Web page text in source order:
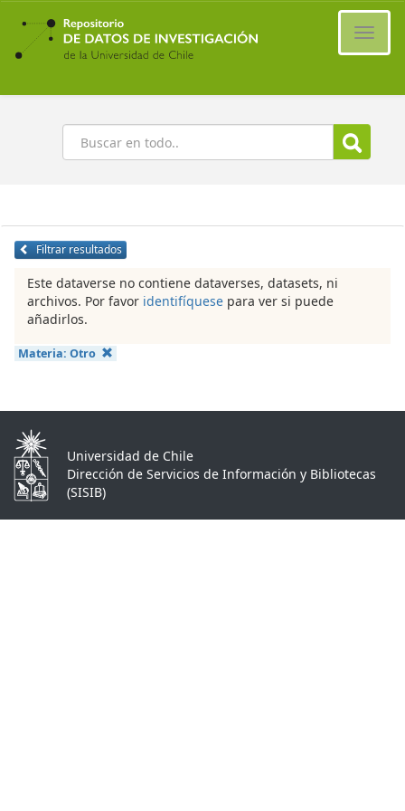
Ir
contenido
principal
Buscar
Filtrar resultados
Este dataverse no contiene dataverses, datasets, ni
archivos. Por favor identifíquese para ver si puede
añadirlos.
Materia: Otro
Universidad de Chile
Dirección de Servicios de Información y Bibliotecas
(SISIB)